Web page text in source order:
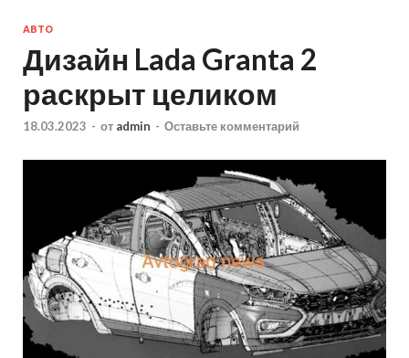
АВТО
Дизайн Lada Granta 2
раскрыт целиком
18.03.2023 - от admin - Оставьте комментарий